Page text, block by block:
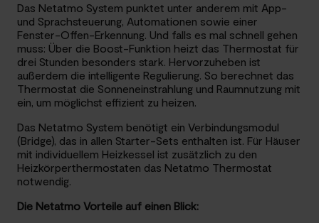
Das Netatmo System punktet unter anderem mit App-
und Sprachsteuerung, Automationen sowie einer
Fenster-Offen-Erkennung. Und falls es mal schnell gehen
muss: Über die Boost-Funktion heizt das Thermostat für
drei Stunden besonders stark. Hervorzuheben ist
außerdem die intelligente Regulierung. So berechnet das
Thermostat die Sonneneinstrahlung und Raumnutzung mit
ein, um möglichst effizient zu heizen.
Das Netatmo System benötigt ein Verbindungsmodul
(Bridge), das in allen Starter-Sets enthalten ist. Für Häuser
mit individuellem Heizkessel ist zusätzlich zu den
Heizkörperthermostaten das Netatmo Thermostat
notwendig.
Die Netatmo Vorteile auf einen Blick: